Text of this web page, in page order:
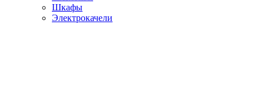
Шкафы
Электрокачели